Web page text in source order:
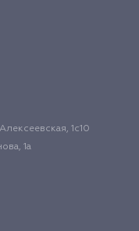
1с10
1а